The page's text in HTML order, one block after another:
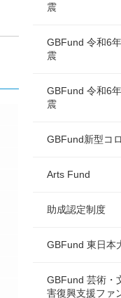
震
GBFund 令和6
震
GBFund 令和6
震
GBFund新型コ
Arts Fund
助成認定制度
GBFund 東日本
GBFund 芸術・
害復興支援ファ